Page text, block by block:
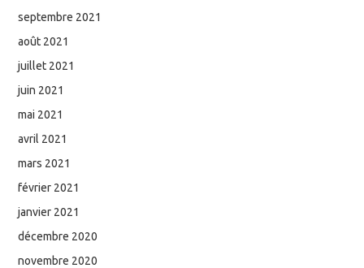
septembre 2021
août 2021
juillet 2021
juin 2021
mai 2021
avril 2021
mars 2021
février 2021
janvier 2021
décembre 2020
novembre 2020